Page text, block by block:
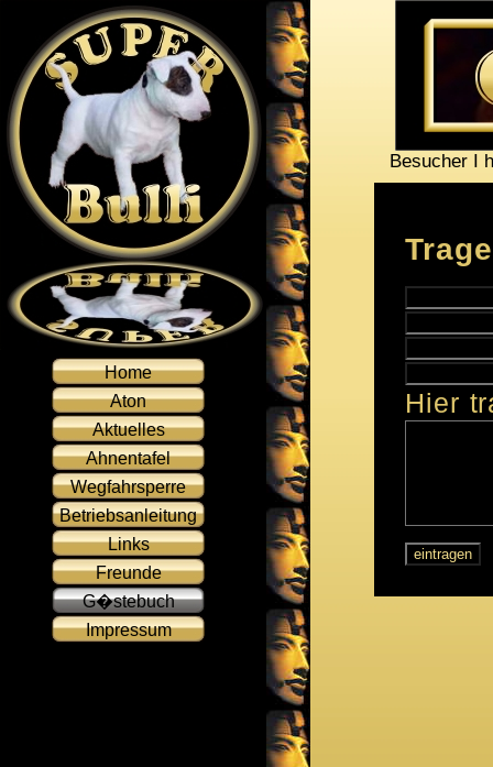
Home
Aton
Aktuelles
Ahnentafel
Wegfahrsperre
Betriebsanleitung
Links
Freunde
G�stebuch
Impressum
Besucher I
Hier